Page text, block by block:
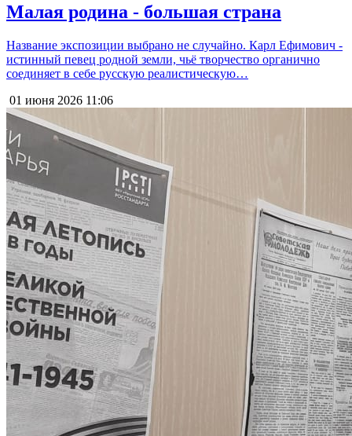
Малая родина - большая страна
Название экспозиции выбрано не случайно. Карл Ефимович -
истинный певец родной земли, чьё творчество органично
соединяет в себе русскую реалистическую…
01 июня 2026 11:06